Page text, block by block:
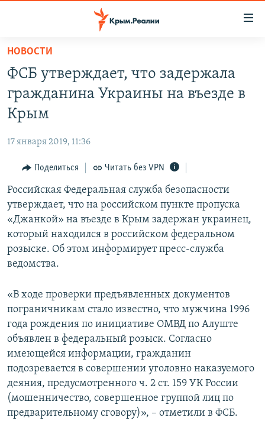
Вернуться
основному
содержанию
Вернутся
главной
навигации
Вернутся
поиску
СПЕЦПРОЕКТЫ
11 ЛЕТ ОККУПАЦИИ КРЫМА. 11 ИСТОРИЙ СОПРОТИВЛЕНИЯ
ВОДА
ЕЩЕ
ИНТЕРАКТИВ
ИНФОГРАФИКА
ТЕЛЕПРОЕКТ КРЫМ.РЕАЛИИ
СОВЕТЫ ПРАВОЗАЩИТНИКОВ
ПРОПАВШИЕ БЕЗ ВЕСТИ
КРЫМ.НЕПОКОРЕННЫЙ
УКРАИНСКАЯ ПРОБЛЕМА КРЫМА
РАДІО СВОБОДА
КАК ОБОЙТИ БЛОКИРОВКУ
Українською
Qırımtatar
Все сайты RFE/RL
НОВОСТИ
ФСБ утверждает, что задержала
гражданина Украины на въезде в
Крым
17 января 2019, 11:36
Поделиться Читать без VPN
Российская Федеральная служба безопасности
утверждает, что на российском пункте пропуска
«Джанкой» на въезде в Крым задержан украинец,
который находился в российском федеральном
розыске. Об этом информирует пресс-служба
ведомства.
«В ходе проверки предъявленных документов
пограничникам стало известно, что мужчина 1996
года рождения по инициативе ОМВД по Алуште
объявлен в федеральный розыск. Согласно
имеющейся информации, гражданин
подозревается в совершении уголовно наказуемого
деяния, предусмотренного ч. 2 ст. 159 УК России
(мошенничество, совершенное группой лиц по
предварительному сговору)», – отметили в ФСБ.